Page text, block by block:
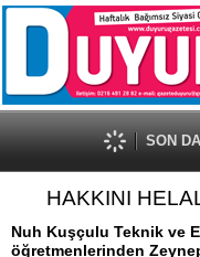
SON
HAKKINI
Nuh Kuşçulu Teknik ve
öğretmenlerinden